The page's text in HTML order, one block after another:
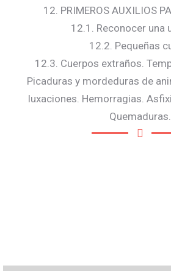
12. PRIMEROS AUXILIOS
12.1. Reconocer una
12.2. Pequeñas
12.3. Cuerpos extraños.
Picaduras y mordeduras de
luxaciones. Hemorragias.
Quemaduras.